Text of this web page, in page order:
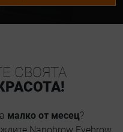
СВОЯТА
малко от месец?